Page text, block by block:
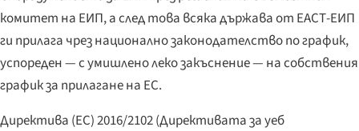
комитет на ЕИП, а след това всяка държава от ЕАСТ-ЕИП
ги прилага чрез национално законодателство по график,
успореден — с умишлено леко закъснение — на собствения
график за прилагане на ЕС.
Директива (ЕС) 2016/2102 (Директивата за уеб